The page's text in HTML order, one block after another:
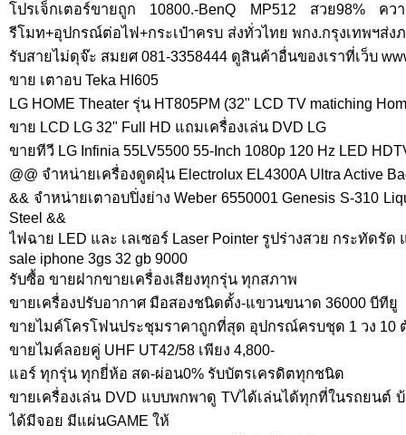
โปรเจ็กเตอร์ขายถูก 10800.-BenQ MP512 สวย98% ค
รีโมท+อุปกรณ์ต่อไฟ+กระเป๋าครบ ส่งทั่วไทย พกง.กรุงเทพฯส่
รับสายไม่ดุจ๊ะ สมยศ 081-3358444 ดูสินค้าอื่นของเราที่เว็บ
ขาย เตาอบ Teka HI605
LG HOME Theater รุ่น HT805PM (32" LCD TV matiching
ขาย LCD LG 32" Full HD แถมเครื่องเล่น DVD LG
ขายทีวี LG Infinia 55LV5500 55-Inch 1080p 120 Hz LED
@@ จำหน่ายเครื่องดูดฝุ่น Electrolux EL4300A Ultra Active
&& จำหน่ายเตาอบปิ่งย่าง Weber 6550001 Genesis S-310
Steel &&
ไฟฉาย LED และ เลเซอร์ Laser Pointer รูปร่างสวย กระทัดรัด
sale iphone 3gs 32 gb 9000
รับซื้อ ขายฝากขายเครื่องเสียงทุกรุ่น ทุกสภาพ
ขายเครื่องปรับอากาศ มือสองชนิดตั้ง-แขวนขนาด 36000 บีทียู
ขายไมค์โครโฟนประชุมราคาถูกที่สุด อุปกรณ์ครบชุด 1 วง 10
ขายไมค์ลอยคู่ UHF UT42/58 เพียง 4,800-
แอร์ ทุกรุ่น ทุกยี่ห้อ สด-ผ่อน0% รับบัตรเครดิตทุกชนิด
ขายเครื่องเล่น DVD แบบพกพาดู TVได้เล่นได้ทุกที่ในรถยนต์
ได้มีจอย มีแผ่นGAME ให้